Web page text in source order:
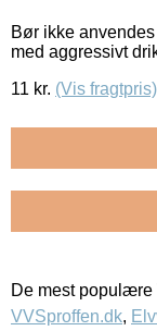
Bør ikke
med aggressivt
11 kr. (Vis fragtpris)
De mest
VVSproffen.dk,